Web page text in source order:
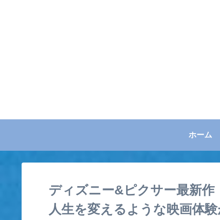
ホーム
ディズニー&ピクサー最新
人生を変えるような映画体